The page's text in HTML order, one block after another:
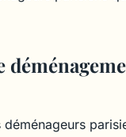
déménageurs